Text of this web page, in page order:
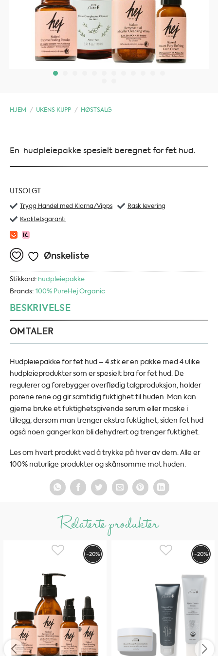
HJEM / UKENS KUPP / HØSTSALG
En hudpleiepakke spesielt beregnet for fet hud.
UTSOLGT
Trygg Handel med Klarna/Vipps
Rask levering
Kvalitetsgaranti
Ønskeliste
Stikkord: hudpleiepakke
Brands: 100% PureHej Organic
BESKRIVELSE
OMTALER
Hudpleiepakke for fet hud – 4 stk er en pakke med 4 ulike
hudpleieprodukter som er spesielt bra for fet hud. De
regulerer og forebygger overflødig talgproduksjon, holder
porene rene og gir samtidig fuktighet til huden. Man kan
gjerne bruke et fuktighetsgivende serum eller maske i
tillegg, dersom man trenger ekstra fuktighet, siden fet hud
også noen ganger kan bli dehydrert og trenger fuktighet.
Les om hvert produkt ved å trykke på hver av dem. Alle er
100% naturlige produkter og skånsomme mot huden.
Relaterte produkter
-20% -20%